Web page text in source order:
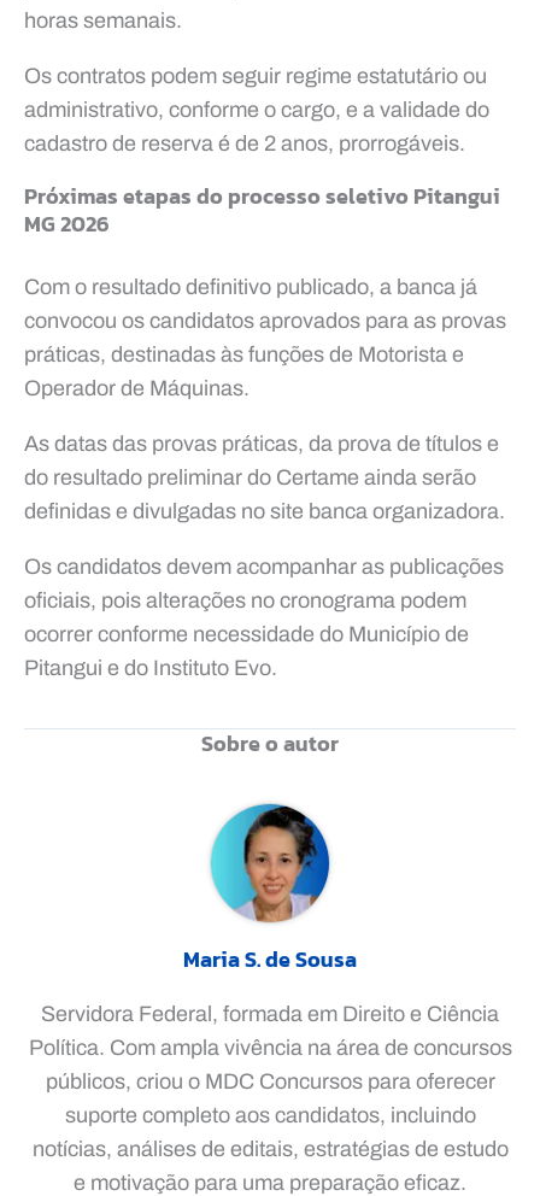
horas semanais.
Os contratos podem seguir regime estatutário ou
administrativo, conforme o cargo, e a validade do
cadastro de reserva é de 2 anos, prorrogáveis.
Próximas etapas do processo seletivo Pitangui
MG 2026
Com o resultado definitivo publicado, a banca já
convocou os candidatos aprovados para as provas
práticas, destinadas às funções de Motorista e
Operador de Máquinas.
As datas das provas práticas, da prova de títulos e
do resultado preliminar do Certame ainda serão
definidas e divulgadas no site banca organizadora.
Os candidatos devem acompanhar as publicações
oficiais, pois alterações no cronograma podem
ocorrer conforme necessidade do Município de
Pitangui e do Instituto Evo.
Sobre o autor
Maria S. de Sousa
Servidora Federal, formada em Direito e Ciência
Política. Com ampla vivência na área de concursos
públicos, criou o MDC Concursos para oferecer
suporte completo aos candidatos, incluindo
notícias, análises de editais, estratégias de estudo
e motivação para uma preparação eficaz.